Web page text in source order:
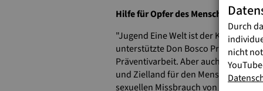
Hilfe für Opfer des Menschenhandels
"Jugend Eine Welt ist der Kampf
unterstützte Don Bosco Projekte
Präventivarbeit. Aber auch hier bei
und Zielland für den
sexuellen Missbrauch von Kindern
Durch
nicht